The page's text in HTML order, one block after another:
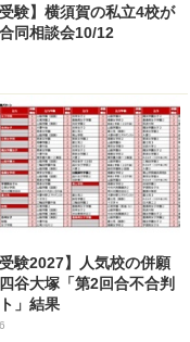
受験】横須賀の私立4校が
同相談会10/12
受験2027】人気校の併願
谷大塚「第2回合不合判
」結果